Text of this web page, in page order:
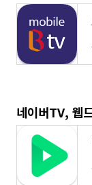
네이버TV, 웹